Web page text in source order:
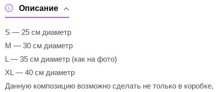
Описание
S — 25 см диаметр
M — 30 см диаметр
L — 35 см диаметр (как на фото)
XL — 40 см диаметр
Данную композицию возможно сделать не только в коробке,